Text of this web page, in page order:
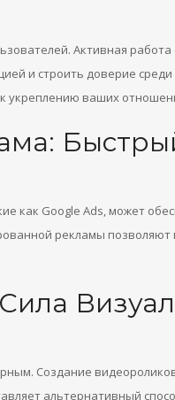
Активная
и строить доверие
ваших
как Google Ads, может
рекламы
Создание
альтернативный